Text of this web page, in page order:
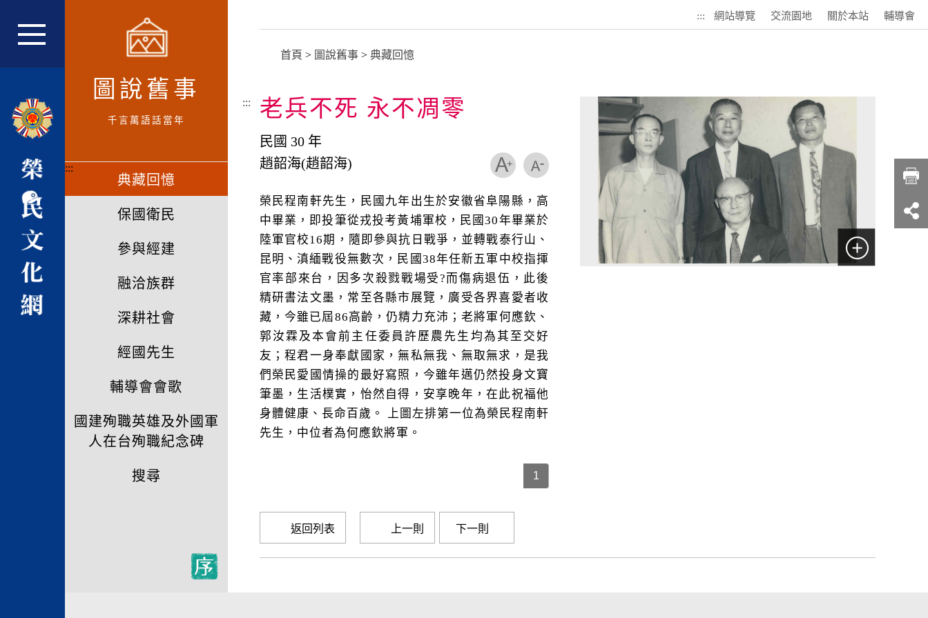
圖說舊事
千言萬語話當年
:::
典藏回憶
保國衛民
參與經建
融洽族群
深耕社會
經國先生
輔導會會歌
國建殉職英雄及外國軍
人在台殉職紀念碑
搜尋
::: 網站導覽 交流園地 關於本站 輔導會
首頁 > 圖說舊事> 典藏回憶
::: 老兵不死 永不凋零
民國 30 年
趙韶海(趙韶海)
榮民程南軒先生，民國九年出生於安徽省阜陽縣，高
中畢業，即投筆從戎投考黃埔軍校，民國30年畢業於
陸軍官校16期，隨即參與抗日戰爭，並轉戰泰行山、
昆明、滇緬戰役無數次，民國38年任新五軍中校指揮
官率部來台，因多次殺戮戰場受?而傷病退伍，此後
精研書法文墨，常至各縣市展覽，廣受各界喜愛者收
藏，今雖已屆86高齡，仍精力充沛；老將軍何應欽、
郭汝霖及本會前主任委員許歷農先生均為其至交好
友；程君一身奉獻國家，無私無我、無取無求，是我
們榮民愛國情操的最好寫照，今雖年邁仍然投身文寶
筆墨，生活樸實，怡然自得，安享晚年，在此祝福他
身體健康、長命百歲。 上圖左排第一位為榮民程南軒
先生，中位者為何應欽將軍。
1
返回列表 上一則 下一則